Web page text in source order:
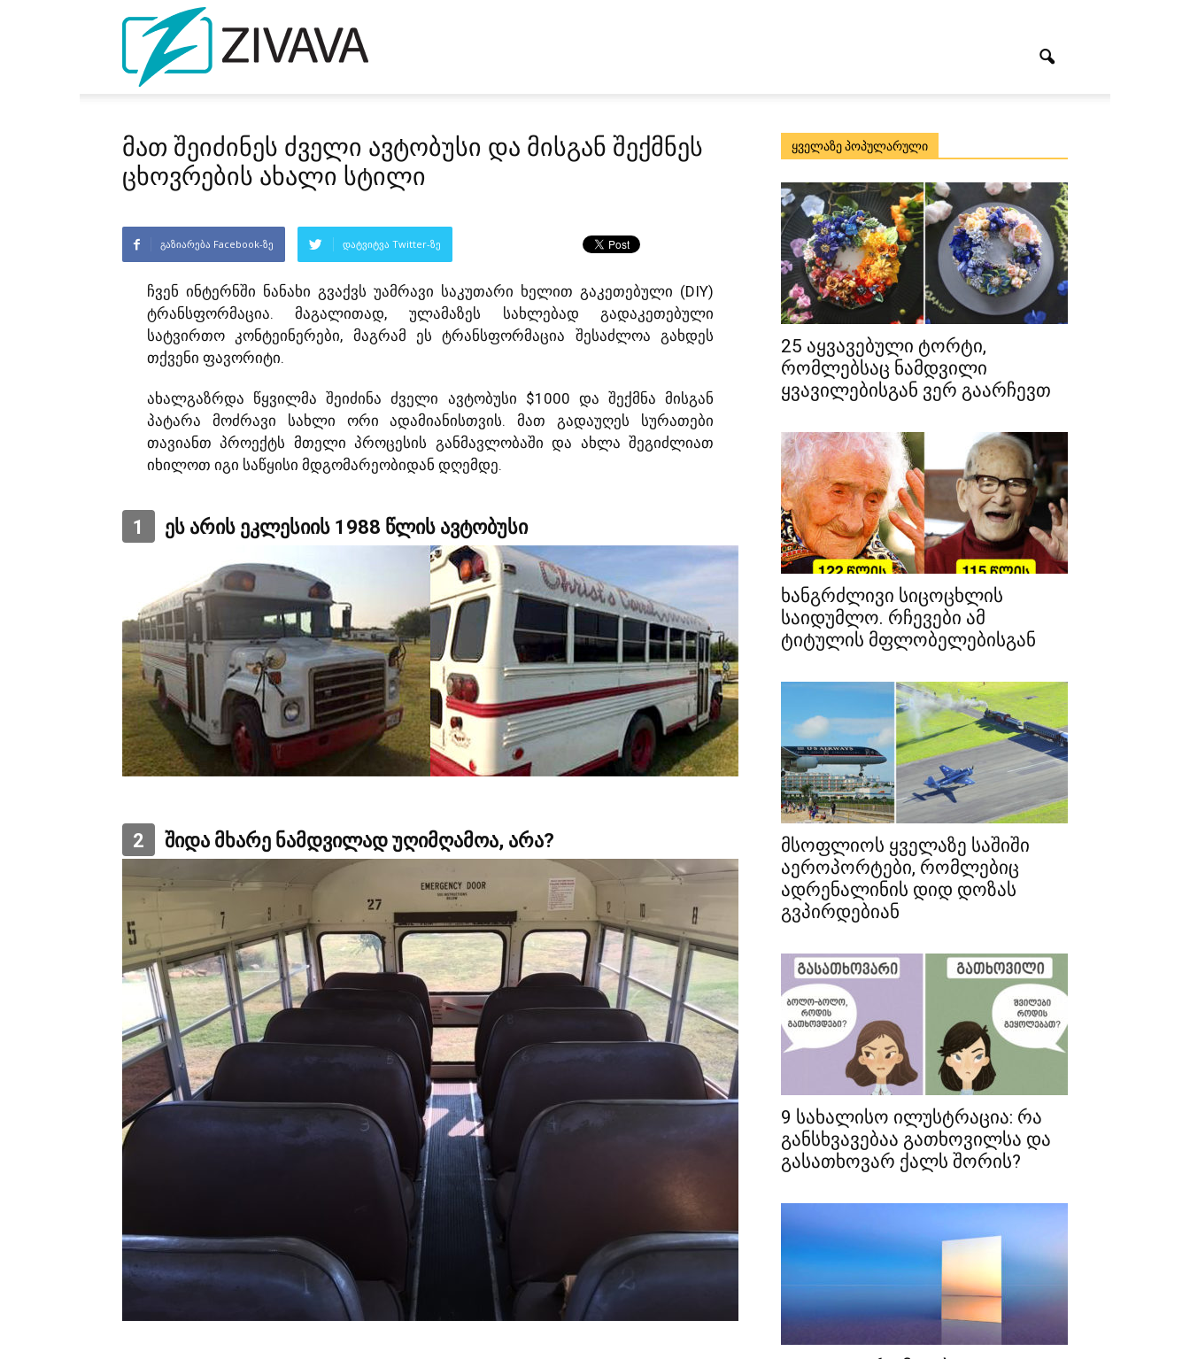
მათ შეიძინეს ძველი ავტობუსი და მისგან შექმნეს
ცხოვრების ახალი სტილი
გაზიარება Facebook-ზე დატვიტვა Twitter-ზე
ჩვენ ინტერნში ნანახი გვაქვს უამრავი საკუთარი ხელით გაკეთებული (DIY)
ტრანსფორმაცია. მაგალითად, ულამაზეს სახლებად გადაკეთებული
სატვირთო კონტეინერები, მაგრამ ეს ტრანსფორმაცია შესაძლოა გახდეს
თქვენი ფავორიტი.
ახალგაზრდა წყვილმა შეიძინა ძველი ავტობუსი $1000 და შექმნა მისგან
პატარა მოძრავი სახლი ორი ადამიანისთვის. მათ გადაუღეს სურათები
თავიანთ პროექტს მთელი პროცესის განმავლობაში და ახლა შეგიძლიათ
იხილოთ იგი საწყისი მდგომარეობიდან დღემდე.
1 ეს არის ეკლესიის 1988 წლის ავტობუსი
2 შიდა მხარე ნამდვილად უღიმღამოა, არა?
ყველაზე პოპულარული
25 აყვავებული ტორტი,
რომლებსაც ნამდვილი
ყვავილებისგან ვერ გაარჩევთ
ხანგრძლივი სიცოცხლის
საიდუმლო. რჩევები ამ
ტიტულის მფლობელებისგან
მსოფლიოს ყველაზე საშიში
აეროპორტები, რომლებიც
ადრენალინის დიდ დოზას
გვპირდებიან
9 სახალისო ილუსტრაცია: რა
განსხვავებაა გათხოვილსა და
გასათხოვარ ქალს შორის?